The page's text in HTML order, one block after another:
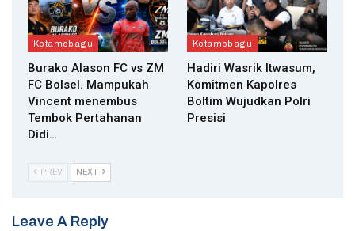
Kotamobagu
Burako Alason FC vs ZM
FC Bolsel. Mampukah
Vincent menembus
Tembok Pertahanan
Didi…
Kotamobagu
Hadiri Wasrik Itwasum,
Komitmen Kapolres
Boltim Wujudkan Polri
Presisi
PREV NEXT
Leave A Reply